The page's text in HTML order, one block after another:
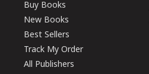
Buy Books
New Books
Best Sellers
Track My Order
All Publishers